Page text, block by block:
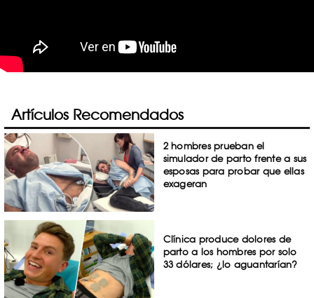
Artículos Recomendados
2 hombres prueban el
simulador de parto frente a sus
esposas para probar que ellas
exageran
Clínica produce dolores de
parto a los hombres por solo
33 dólares; ¿lo aguantarían?